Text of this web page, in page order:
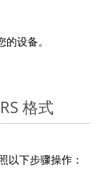
设备。
格式
以下步骤操作：